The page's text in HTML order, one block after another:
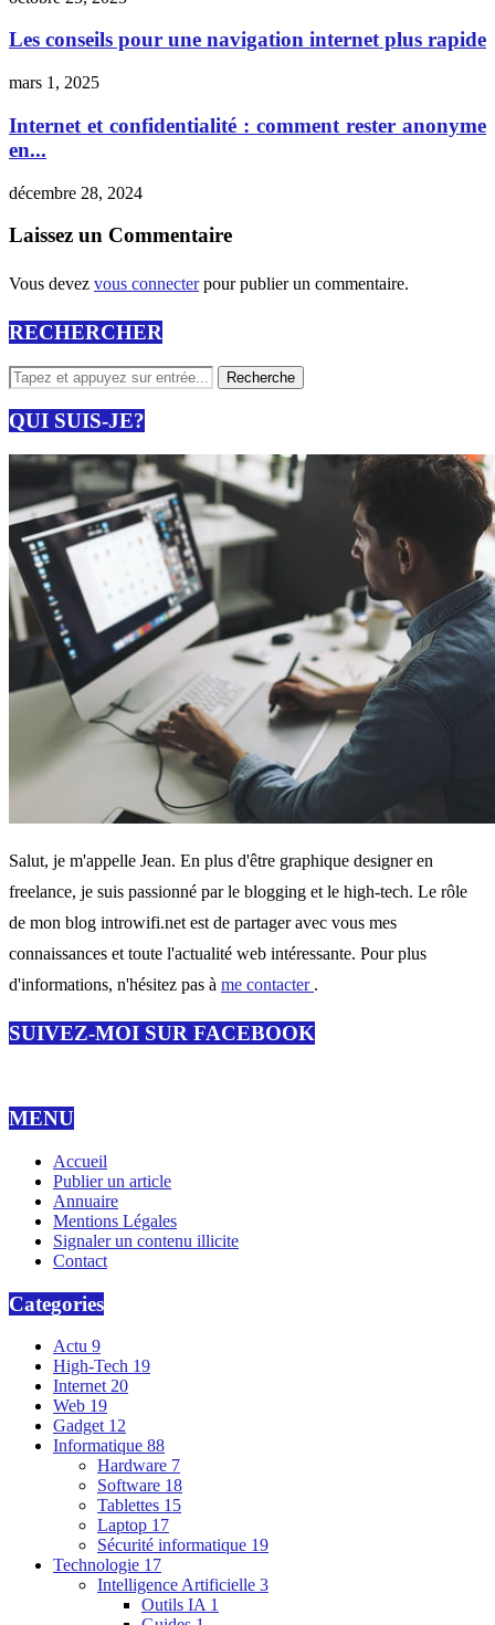
Les conseils pour une navigation internet plus rapide
mars 1, 2025
Internet et confidentialité : comment rester anonyme
en...
décembre 28, 2024
Laissez un Commentaire
Vous devez vous connecterpour publier un commentaire.
RECHERCHER
QUI SUIS-JE?
Salut, je m'appelle Jean. En plus d'être graphique designer en
freelance, je suis passionné par le blogging et le high-tech. Le rôle
de mon blog introwifi.net est de partager avec vous mes
connaissances et toute l'actualité web intéressante. Pour plus
d'informations, n'hésitez pas à me contacter .
SUIVEZ-MOI SUR FACEBOOK
MENU
Accueil
Publier un article
Annuaire
Mentions Légales
Signaler un contenu illicite
Contact
Categories
Actu 9
High-Tech 19
Internet 20
Web 19
Gadget 12
Informatique 88
Hardware 7
Software 18
Tablettes 15
Laptop 17
Sécurité informatique 19
Technologie 17
Intelligence Artificielle 3
Outils IA 1